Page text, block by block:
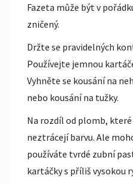
Fazeta může být v
zničený.
Držte se pravidelných
Používejte jemnou
Vyhněte se kousání na
nebo kousání na tužky.
Na rozdíl od plomb,
neztrácejí barvu. Ale
používáte tvrdé zubní
kartáčky s příliš vysokou